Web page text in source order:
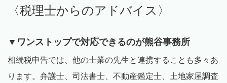
〈税理士からのアドバイス〉
▼ワンストップで対応できるのが熊谷事務所
相続税申告では、他の士業の先生と連携することも多々あ
ります。弁護士、司法書士、不動産鑑定士、土地家屋調査